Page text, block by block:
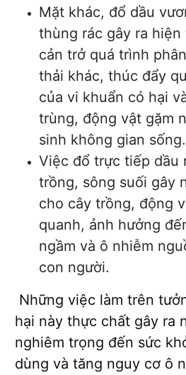
Mặt khác, đổ dầu
thùng rác gây ra
cản trở quá trình
thải khác, thúc đẩy
của vi khuẩn có hại
trùng, động vật gặm
sinh không gian sống.
Việc đổ trực tiếp dầu
trồng, sông suối gây
cho cây trồng, động
quanh, ảnh hưởng
ngầm và ô nhiễm
con người.
Những việc làm trên
hại này thực chất gây ra
nghiêm trọng đến sức
dùng và tăng nguy cơ ô